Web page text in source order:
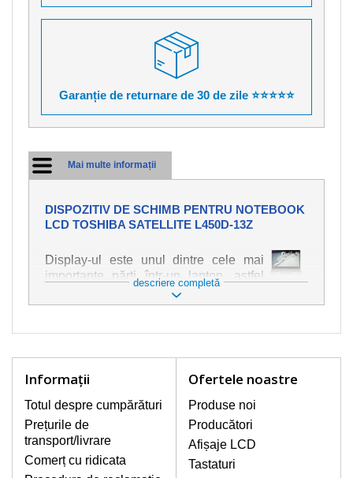
Garanție de returnare de 30 de zile ⭐⭐⭐⭐⭐
Mai multe informații
DISPOZITIV DE SCHIMB PENTRU NOTEBOOK
LCD TOSHIBA SATELLITE L450D-13Z
Display-ul este unul dintre cele mai
importante părți într-un laptop, astfel
încât ne străduim să oferim piese de
schimb de cea mai bună calitate.
ul cu cea mai mare atenție. Cele mai
natură mecanică, cum ar fi afișajul rupt
sau crăpat. În plus, dungile verticale,
afișajul neiluminat, luminozitatea
intermitentă sau neuniformă
descriere completă
Informaţii
Totul despre cumpărături
Prețurile de
transport/livrare
Comerț cu ridicata
Ofertele noastre
Produse noi
Producători
Afișaje LCD
Tastaturi